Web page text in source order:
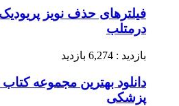
فیلترهای حذف نویز
درمتلب
بازدید : 6,274 بازدید
دانلود بهترین مجموعه
پزشکی